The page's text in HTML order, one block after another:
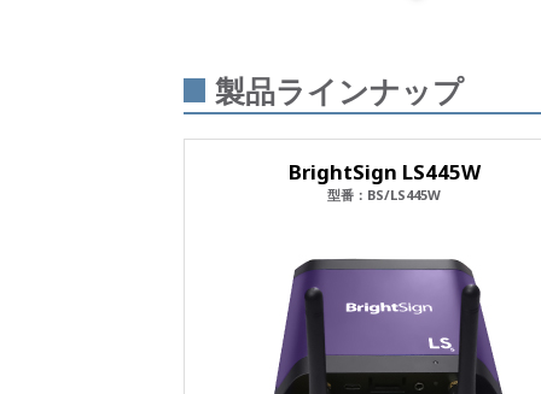
製品ラインナップ
BrightSign LS445W
型番：BS/LS445W